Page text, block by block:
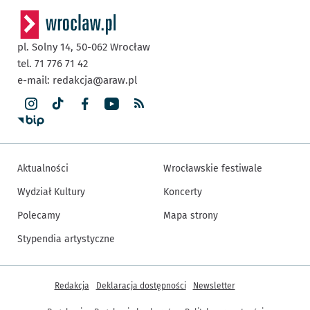
pl. Solny 14, 50-062 Wrocław
tel. 71 776 71 42
e-mail: redakcja@araw.pl
Aktualności
Wydział Kultury
Polecamy
Stypendia artystyczne
Wrocławskie festiwale
Koncerty
Mapa strony
Inne informacje
Redakcja Deklaracja dostępności Newsletter